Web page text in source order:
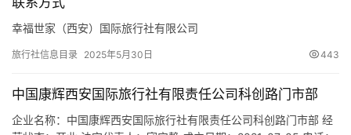
幸福世家（西安）国际旅行社有限公司
旅行社信息目录 2025年5月30日 443
中国康辉西安国际旅行社有限责任公司科创路门市部
企业名称：中国康辉西安国际旅行社有限责任公司科创路门市部 经